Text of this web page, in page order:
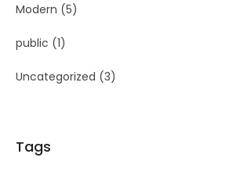
Modern (5)
public (1)
Uncategorized (3)
Tags